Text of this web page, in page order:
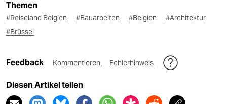
Themen
#Reiseland Belgien #Bauarbeiten #Belgien
#Architektur
#Brüssel
Feedback Kommentieren Fehlerhinweis
Diesen Artikel teilen